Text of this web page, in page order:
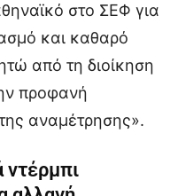
στο ΣΕΦ για
και καθαρό
από τη διοίκηση
προφανή
αναμέτρησης».
ντέρμπι